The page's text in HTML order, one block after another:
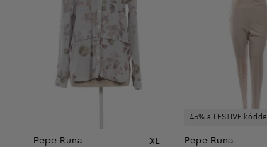
Pepe Runa XL
-45% a FESTIVE kóddal
Pepe Runa